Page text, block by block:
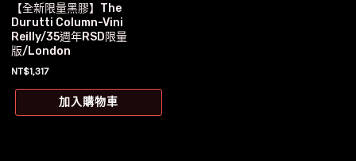
【全新限量黑膠】The
Durutti Column-Vini
Reilly/35週年RSD限量
版/London
NT$1,317
加入購物車